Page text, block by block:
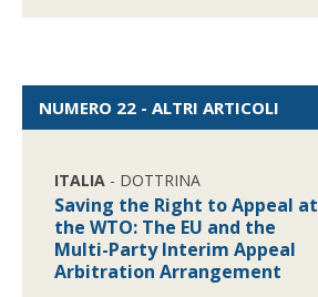
NUMERO 22 - ALTRI ARTICOLI
ITALIA - DOTTRINA
Saving the Right to Appeal at
the WTO: The EU and the
Multi-Party Interim Appeal
Arbitration Arrangement